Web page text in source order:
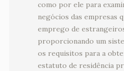
como por ele para
negócios das empresas
emprego de
proporcionando um
os requisitos para a
estatuto de residência